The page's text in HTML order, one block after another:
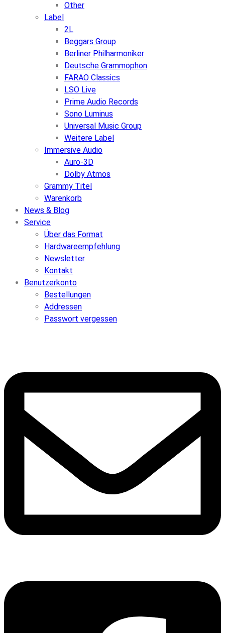
Other
Label
2L
Beggars Group
Berliner Philharmoniker
Deutsche Grammophon
FARAO Classics
LSO Live
Prime Audio Records
Sono Luminus
Universal Music Group
Weitere Label
Immersive Audio
Auro-3D
Dolby Atmos
Grammy Titel
Warenkorb
News & Blog
Service
Über das Format
Hardwareempfehlung
Newsletter
Kontakt
Benutzerkonto
Bestellungen
Addressen
Passwort vergessen